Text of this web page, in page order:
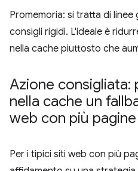
Promemoria: si tratta di linee
consigli rigidi. L'ideale è
nella cache piuttosto che
Azione consigliata:
nella cache un
web con più pagine
Per i tipici siti web con più